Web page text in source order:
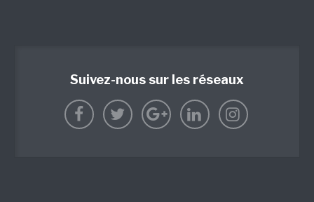
Suivez-nous sur les réseaux